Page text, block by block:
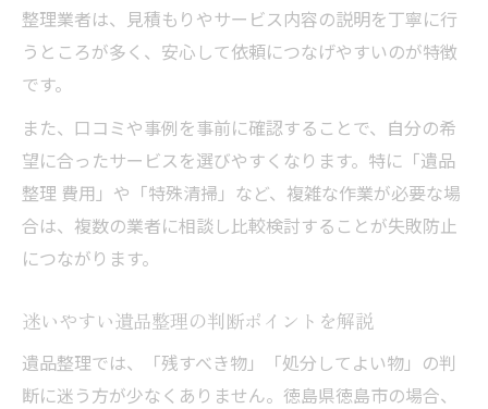
整理業者は、見積もりやサービス内容の説明を丁寧に行
うところが多く、安心して依頼につなげやすいのが特徴
です。
また、口コミや事例を事前に確認することで、自分の希
望に合ったサービスを選びやすくなります。特に「遺品
整理 費用」や「特殊清掃」など、複雑な作業が必要な場
合は、複数の業者に相談し比較検討することが失敗防止
につながります。
迷いやすい遺品整理の判断ポイントを解説
遺品整理では、「残すべき物」「処分してよい物」の判
断に迷う方が少なくありません。徳島県徳島市の場合、